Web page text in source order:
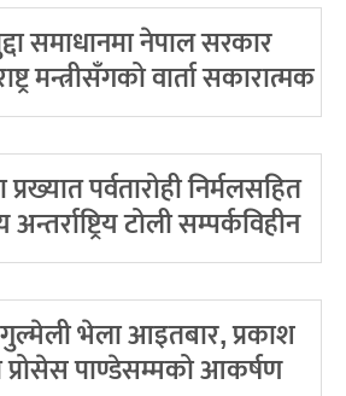
समाधानमा नेपाल सरकार
मन्त्रीसँगको वार्ता सकारात्मक
प्रख्यात पर्वतारोही निर्मलसहित
टोली सम्पर्कविहीन
भेला आइतबार, प्रकाश
पाण्डेसम्मको आकर्षण